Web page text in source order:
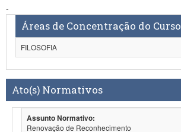
-
Áreas de Concentração do Curso
FILOSOFIA
Ato(s) Normativos
Assunto Normativo:
Renovação de Reconhecimento